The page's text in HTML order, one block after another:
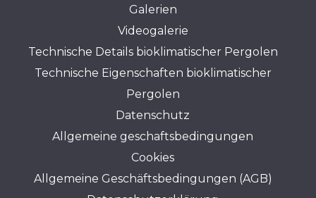
Galerien
Videogalerie
Technische Details bioklimatischer Pergolen
Technische Eigenschaften bioklimatischer
Pergolen
Datenschutz
Allgemeine geschaftsbedingungen
Cookies
Allgemeine Geschäftsbedingungen (AGB)